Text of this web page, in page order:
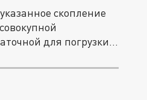
скопление
для погрузки...